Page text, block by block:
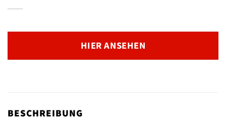
HIER ANSEHEN
BESCHREIBUNG